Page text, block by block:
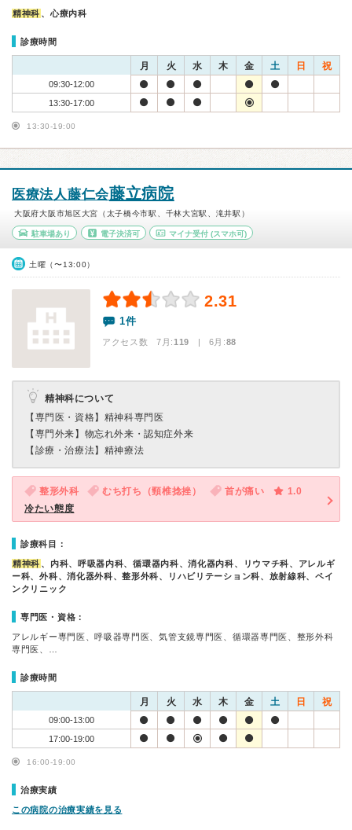
精神科 、心療内科
診療時間
月 火 水 木 金 土 日 祝
09:30-12:00
13:30-17:00
13:30-19:00
医療法人藤仁会藤立病院
大阪府大阪市旭区大宮（太子橋今市駅、千林大宮駅、滝井駅）
駐車場あり 電子決済可 マイナ受付 (スマホ可)
土曜（〜13:00）
2.31
1件
アクセス数 7月:119 | 6月:88
精神科について
【専門医・資格】 精神科専門医
【専門外来】 物忘れ外来・認知症外来
【診療・治療法】 精神療法
整形外科 むち打ち（頸椎捻挫） 首が痛い
1.0
冷たい態度
診療科目：
精神科 、内科、呼吸器内科、循環器内科、消化器内科、リウマチ科、アレルギ
ー科、外科、消化器外科、整形外科、リハビリテーション科、放射線科、ペイ
ンクリニック
専門医・資格：
アレルギー専門医、呼吸器専門医、気管支鏡専門医、循環器専門医、整形外科
専門医、…
診療時間
月 火 水 木 金 土 日 祝
09:00-13:00
17:00-19:00
16:00-19:00
治療実績
この病院の治療実績を見る